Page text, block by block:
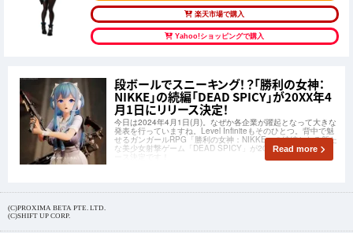
楽天市場で購入
Yahoo!ショッピングで購入
段ボールでスニーキング！？「勝利の女神：
NIKKE」の続編「DEAD SPICY」が20XX年4
月1日にリリース決定！
今日は2024年4月1日(月)。なぜか各企業が躍起となって大きな
発表を行っていますね。Level Infiniteもそのひとつ。背中で魅
せるガンガールRPG「勝利の女神：NIKKE」の続編となる新た
な美少女射撃ゲーム「DEAD SPICY」が20XX年4月1日にリリ
(C)PROXIMA BETA PTE. LTD.